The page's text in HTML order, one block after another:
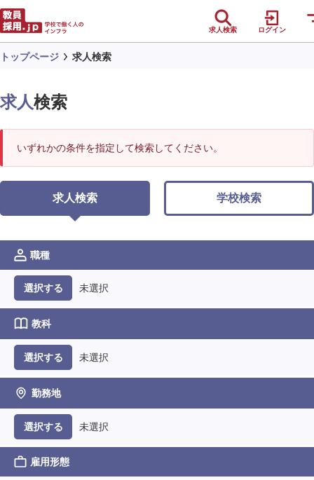
求人検索 ログイン
トップページ 求人検索
求人検索
いずれかの条件を指定して検索してください。
求人検索 学校検索
職種
選択する 未選択
教科
選択する 未選択
勤務地
選択する 未選択
雇用形態